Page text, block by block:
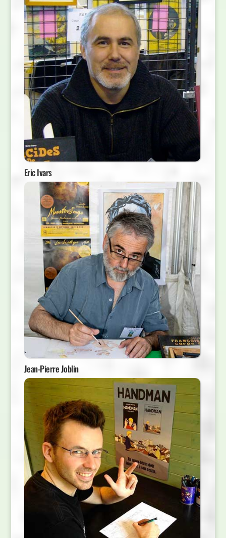
Eric Ivars
Jean-Pierre Joblin